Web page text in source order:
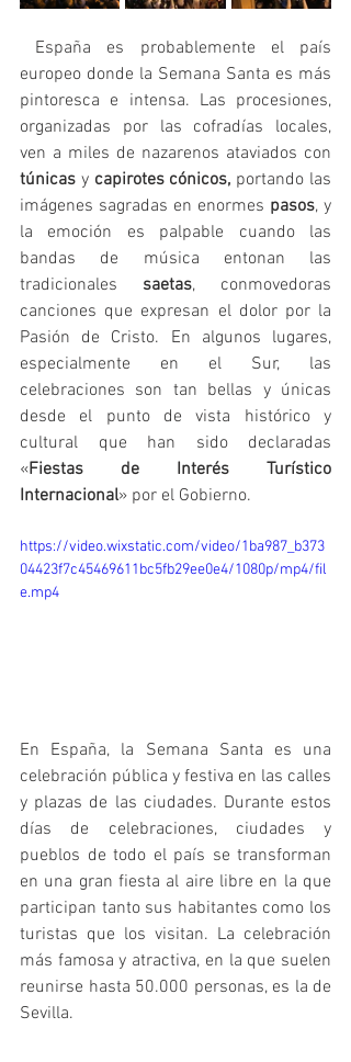
España es probablemente el país
europeo donde la Semana Santa es más
pintoresca e intensa. Las procesiones,
organizadas por las cofradías locales,
túnicas y capirotes cónicos, portando las
imágenes sagradas en enormes pasos, y
la emoción es palpable cuando las
bandas de música entonan las
tradicionales saetas, conmovedoras
canciones que expresan el dolor por la
Pasión de Cristo. En algunos lugares,
especialmente en el Sur, las
celebraciones son tan bellas y únicas
desde el punto de vista histórico y
cultural que han sido declaradas
«Fiestas de Interés Turístico
Internacional» por el Gobierno.
https://video.wixstatic.com/video/1ba987_b373
04423f7c45469611bc5fb29ee0e4/1080p/mp4/fil
e.mp4
En España, la Semana Santa es una
celebración pública y festiva en las calles
y plazas de las ciudades. Durante estos
días de celebraciones, ciudades y
pueblos de todo el país se transforman
en una gran fiesta al aire libre en la que
participan tanto sus habitantes como los
turistas que los visitan. La celebración
más famosa y atractiva, en la que suelen
reunirse hasta 50.000 personas, es la de
Sevilla.